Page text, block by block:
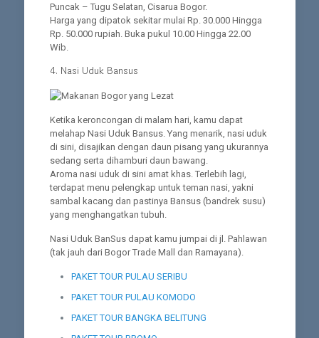
Puncak – Tugu Selatan, Cisarua Bogor.
Harga yang dipatok sekitar mulai Rp. 30.000 Hingga
Rp. 50.000 rupiah. Buka pukul 10.00 Hingga 22.00
Wib.
4. Nasi Uduk Bansus
Ketika keroncongan di malam hari, kamu dapat
melahap Nasi Uduk Bansus. Yang menarik, nasi uduk
di sini, disajikan dengan daun pisang yang ukurannya
sedang serta dihamburi daun bawang.
Aroma nasi uduk di sini amat khas. Terlebih lagi,
terdapat menu pelengkap untuk teman nasi, yakni
sambal kacang dan pastinya Bansus (bandrek susu)
yang menghangatkan tubuh.
Nasi Uduk BanSus dapat kamu jumpai di jl. Pahlawan
(tak jauh dari Bogor Trade Mall dan Ramayana).
PAKET TOUR PULAU SERIBU
PAKET TOUR PULAU KOMODO
PAKET TOUR BANGKA BELITUNG